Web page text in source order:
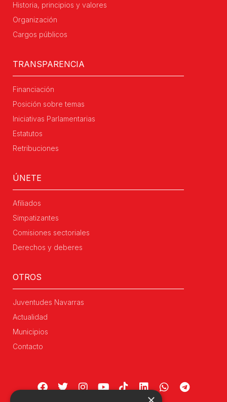
Historia, principios y valores
Organización
Cargos públicos
TRANSPARENCIA
Financiación
Posición sobre temas
Iniciativas Parlamentarias
Estatutos
Retribuciones
ÚNETE
Afiliados
Simpatizantes
Comisiones sectoriales
Derechos y deberes
OTROS
Juventudes Navarras
Actualidad
Municipios
Contacto